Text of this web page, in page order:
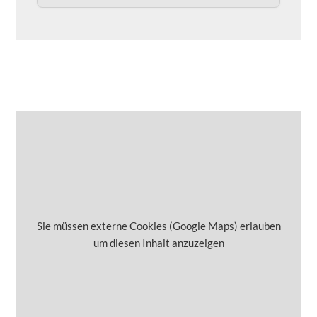
Sie müssen externe Cookies (Google Maps) erlauben
um diesen Inhalt anzuzeigen